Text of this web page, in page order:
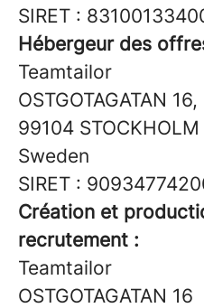
SIRET :
Hébergeur des
Teamtailor
OSTGOTAGATAN 16,
99104 STOCKHOLM
Sweden
SIRET :
Création et
recrutement :
Teamtailor
OSTGOTAGATAN 16